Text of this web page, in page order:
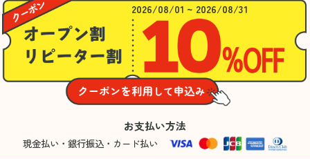
2026/08/01 ~ 2026/08/31
お支払い方法
現金払い・銀行振込・カード払い